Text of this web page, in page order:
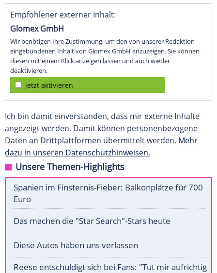
Empfohlener externer Inhalt:
Glomex GmbH
Wir benötigen Ihre Zustimmung, um den von unserer Redaktion
eingebundenen Inhalt von Glomex GmbH anzuzeigen. Sie können
diesen mit einem Klick anzeigen lassen und auch wieder
deaktivieren.
jetzt aktivieren
Ich bin damit einverstanden, dass mir externe Inhalte
angezeigt werden. Damit können personenbezogene
Daten an Drittplattformen übermittelt werden. Mehr
dazu in unseren Datenschutzhinweisen.
Unsere Themen-Highlights
Spanien im Finsternis-Fieber: Balkonplätze für 700
Euro
Das machen die "Star Search"-Stars heute
Diese Autos haben uns verlassen
Reese entschuldigt sich bei Fans: "Tut mir aufrichtig